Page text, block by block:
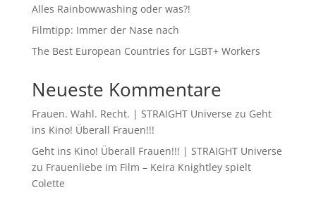
Alles Rainbowwashing oder was?!
Filmtipp: Immer der Nase nach
The Best European Countries for LGBT+ Workers
Neueste Kommentare
Frauen. Wahl. Recht. | STRAIGHT Universe zu Geht
ins Kino! Überall Frauen!!!
Geht ins Kino! Überall Frauen!!! | STRAIGHT Universe
zu Frauenliebe im Film – Keira Knightley spielt
Colette